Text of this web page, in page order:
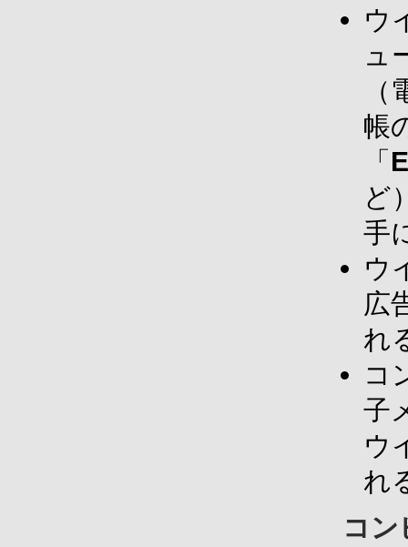
ウ
ュ
帳
「
ど
手
ウ
広
れ
コ
子
ウ
れ
コ